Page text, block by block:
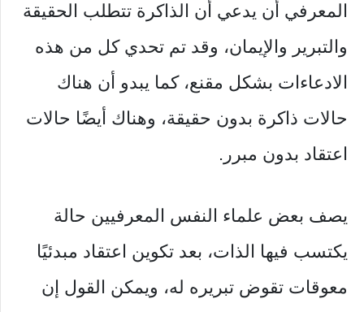
المعرفي أن يدعي أن الذاكرة تتطلب الحقيقة
والتبرير والإيمان، وقد تم تحدي كل من هذه
الادعاءات بشكل مقنع، كما يبدو أن هناك
حالات ذاكرة بدون حقيقة، وهناك أيضًا حالات
اعتقاد بدون مبرر.
يصف بعض علماء النفس المعرفيين حالة
يكتسب فيها الذات، بعد تكوين اعتقاد مبدئيًا
معوقات تقوض تبريره له، ويمكن القول إن